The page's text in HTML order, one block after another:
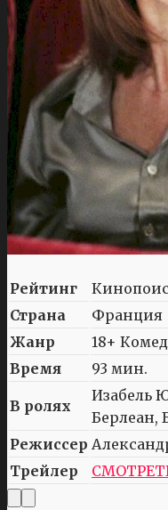
Рейтинг
Страна
Франция
Жанр
18+
Время
93 мин.
В ролях
Изабель
Берлеан,
Режиссер
Трейлер